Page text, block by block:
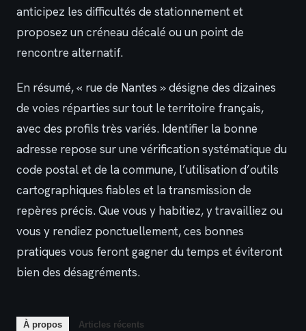
anticipez les difficultés de stationnement et
proposez un créneau décalé ou un point de
rencontre alternatif.
En résumé, « rue de Nantes » désigne des dizaines
de voies réparties sur tout le territoire français,
avec des profils très variés. Identifier la bonne
adresse repose sur une vérification systématique du
code postal et de la commune, l’utilisation d’outils
cartographiques fiables et la transmission de
repères précis. Que vous y habitiez, y travailliez ou
vous y rendiez ponctuellement, ces bonnes
pratiques vous feront gagner du temps et éviteront
bien des désagréments.
À propos Articles récents